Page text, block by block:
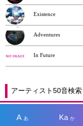
Existence
Adventures
In Future
アーティスト50音検索
A あ Kaか